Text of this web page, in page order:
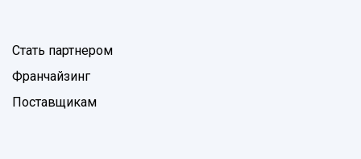
Стать партнером
Франчайзинг
Поставщикам